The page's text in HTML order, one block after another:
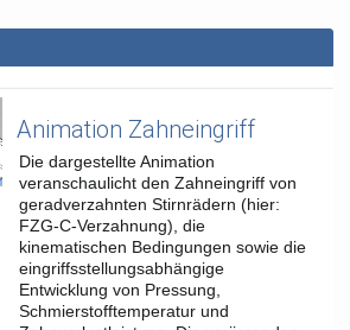
Animation Zahneingriff
Die dargestellte Animation
veranschaulicht den Zahneingriff von
geradverzahnten Stirnrädern (hier:
FZG-C-Verzahnung), die
kinematischen Bedingungen sowie die
eingriffsstellungsabhängige
Entwicklung von Pressung,
Schmierstofftemperatur und